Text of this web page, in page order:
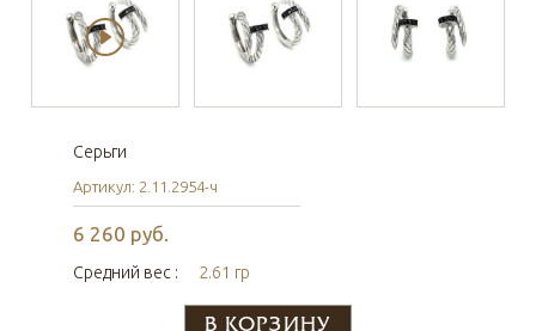
Серьги
Артикул: 2.11.2954-ч
6 260 руб.
Средний вес : 2.61 гр